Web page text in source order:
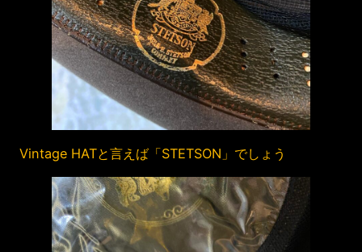
Vintage HATと言えば「STETSON」でしょう